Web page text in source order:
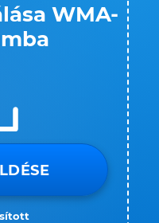
WMA-